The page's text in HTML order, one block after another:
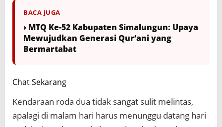
BACA JUGA
› MTQ Ke-52 Kabupaten Simalungun: Upaya
Mewujudkan Generasi Qur’ani yang
Bermartabat
Chat Sekarang
Kendaraan roda dua tidak sangat sulit melintas,
apalagi di malam hari harus menunggu datang hari